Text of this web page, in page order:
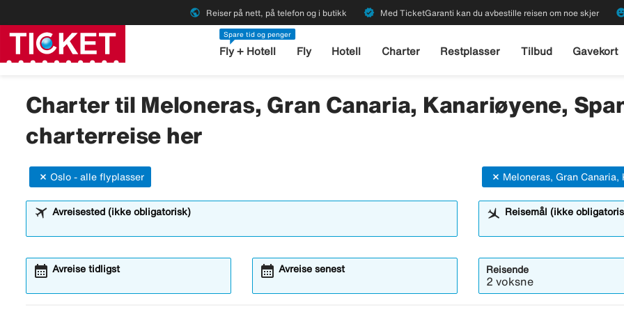
public Reiser på nett, på telefon og i butikk verified Med TicketGaranti kan du avbestille reisen om noe skjer
Spare tid og penger
Fly + Hotell Fly Hotell Charter Restplasser Tilbud Gavekort
Charter til Meloneras, Gran Canaria, Kanariøyene,
charterreise her
Avreisested (ikke obligatorisk)
Oslo - alle flyplasser
Reisemål (ikke
Meloneras, Gran Canaria,
Avreise tidligst
calendar_month Avreise senest
calendar_month Reisende
2 voksne